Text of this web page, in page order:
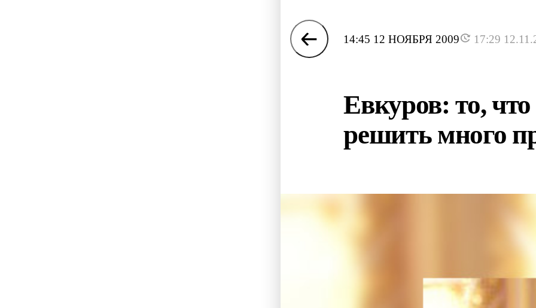
14:45 12 НОЯБРЯ 2009 17:29
Евкуров: то,
решить много